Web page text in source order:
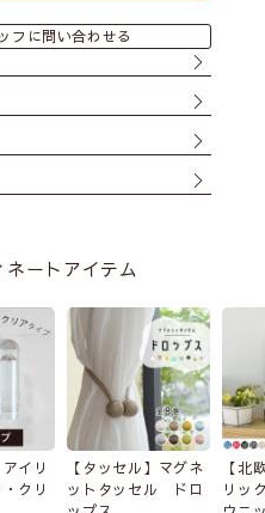
フに問い合わせる
ートアイテム
イリ
クリ
【タッセル】マグネ
ットタッセル ドロ
【北
リッ